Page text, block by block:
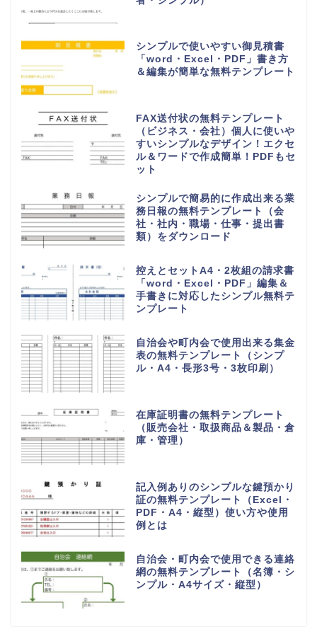
シンプルで使いやすい御見積書
「word・Excel・PDF」書き方
＆編集が簡単な無料テンプレート
FAX送付状の無料テンプレート
（ビジネス・会社）個人に使いや
すいシンプルなデザイン！エクセ
ル＆ワードで作成簡単！PDFもセ
ット
シンプルで簡易的に作成出来る業
務日報の無料テンプレート（会
社・社内・職場・仕事・提出書
類）をダウンロード
控えとセットA4・2枚組の請求書
「word・Excel・PDF」編集＆
手書きに対応したシンプル無料テ
ンプレート
自治会や町内会で使用出来る集金
表の無料テンプレート（シンプ
ル・A4・長形3号・3枚印刷）
在庫証明書の無料テンプレート
（販売会社・取扱商品＆製品・倉
庫・管理）
記入例ありのシンプルな鍵預かり
証の無料テンプレート（Excel・
PDF・A4・縦型）使い方や使用
例とは
自治会・町内会で使用できる連絡
網の無料テンプレート（名簿・シ
ンプル・A4サイズ・縦型）